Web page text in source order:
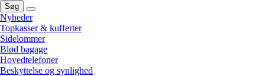
Søg
Nyheder
Topkasser & kufferter
Sidelommer
Blød bagage
Hovedtelefoner
Beskyttelse og synlighed